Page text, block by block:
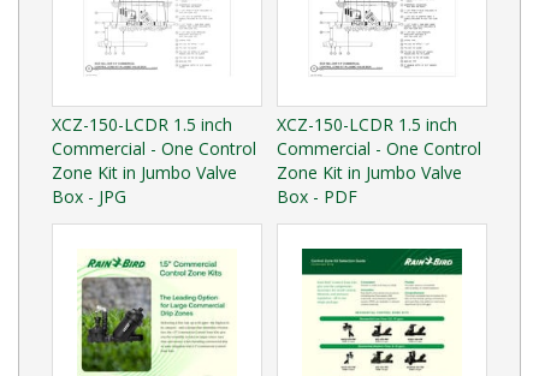
XCZ-150-LCDR 1.5 inch
Commercial - One Control
Zone Kit in Jumbo Valve
Box - JPG
XCZ-150-LCDR 1.5 inch
Commercial - One Control
Zone Kit in Jumbo Valve
Box - PDF